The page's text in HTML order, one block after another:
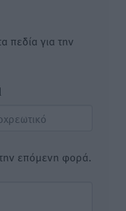
πεδία για την
επόμενη φορά.